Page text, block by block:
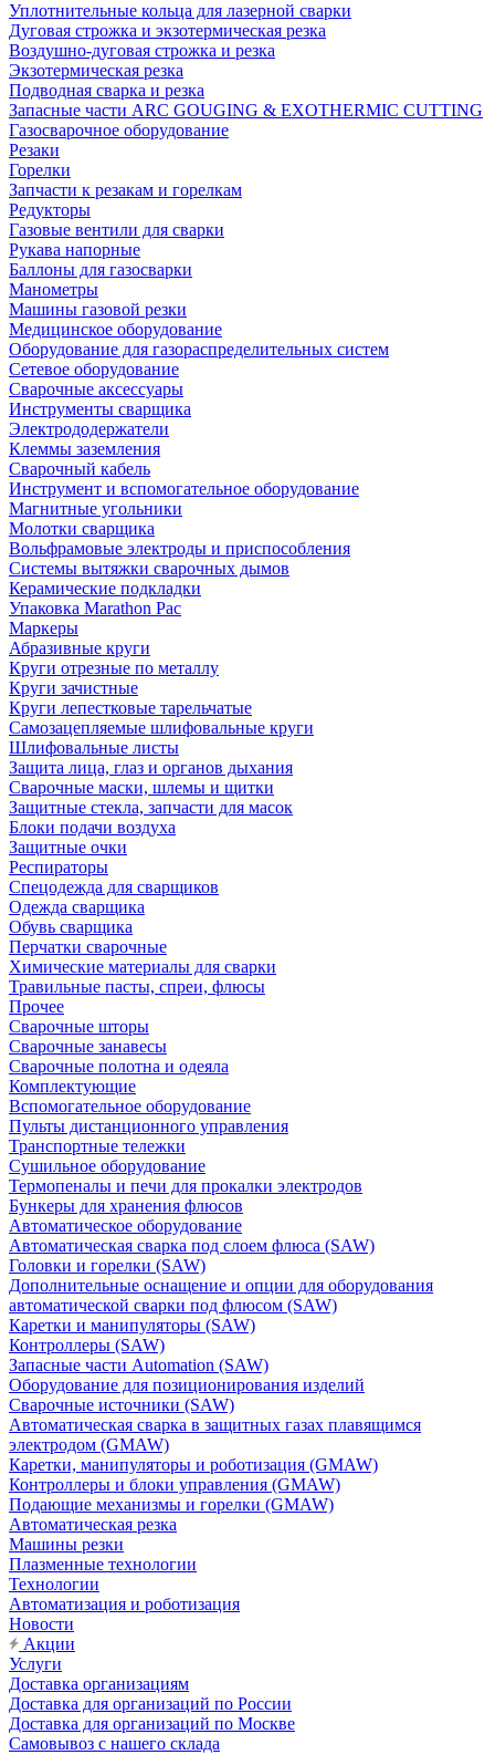
Уплотнительные кольца для лазерной сварки
Дуговая строжка и экзотермическая резка
Воздушно-дуговая строжка и резка
Экзотермическая резка
Подводная сварка и резка
Запасные части ARC GOUGING & EXOTHERMIC CUTTING
Газосварочное оборудование
Резаки
Горелки
Запчасти к резакам и горелкам
Редукторы
Газовые вентили для сварки
Рукава напорные
Баллоны для газосварки
Манометры
Машины газовой резки
Медицинское оборудование
Оборудование для газораспределительных систем
Сетевое оборудование
Сварочные аксессуары
Инструменты сварщика
Электрододержатели
Клеммы заземления
Сварочный кабель
Инструмент и вспомогательное оборудование
Магнитные угольники
Молотки сварщика
Вольфрамовые электроды и приспособления
Системы вытяжки сварочных дымов
Керамические подкладки
Упаковка Marathon Pac
Маркеры
Абразивные круги
Круги отрезные по металлу
Круги зачистные
Круги лепестковые тарельчатые
Самозацепляемые шлифовальные круги
Шлифовальные листы
Защита лица, глаз и органов дыхания
Сварочные маски, шлемы и щитки
Защитные стекла, запчасти для масок
Блоки подачи воздуха
Защитные очки
Респираторы
Спецодежда для сварщиков
Одежда сварщика
Обувь сварщика
Перчатки сварочные
Химические материалы для сварки
Травильные пасты, спреи, флюсы
Прочее
Сварочные шторы
Сварочные занавесы
Сварочные полотна и одеяла
Комплектующие
Вспомогательное оборудование
Пульты дистанционного управления
Транспортные тележки
Сушильное оборудование
Термопеналы и печи для прокалки электродов
Бункеры для хранения флюсов
Автоматическое оборудование
Автоматическая сварка под слоем флюса (SAW)
Головки и горелки (SAW)
Дополнительные оснащение и опции для оборудования
автоматической сварки под флюсом (SAW)
Каретки и манипуляторы (SAW)
Контроллеры (SAW)
Запасные части Automation (SAW)
Оборудование для позиционирования изделий
Сварочные источники (SAW)
Автоматическая сварка в защитных газах плавящимся
электродом (GMAW)
Каретки, манипуляторы и роботизация (GMAW)
Контроллеры и блоки управления (GMAW)
Подающие механизмы и горелки (GMAW)
Автоматическая резка
Машины резки
Плазменные технологии
Технологии
Автоматизация и роботизация
Новости
Акции
Услуги
Доставка организациям
Доставка для организаций по России
Доставка для организаций по Москве
Самовывоз с нашего склада